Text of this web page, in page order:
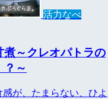
活力なべ
煮～クレオパトラの
？～
が、たまらない、ひよ